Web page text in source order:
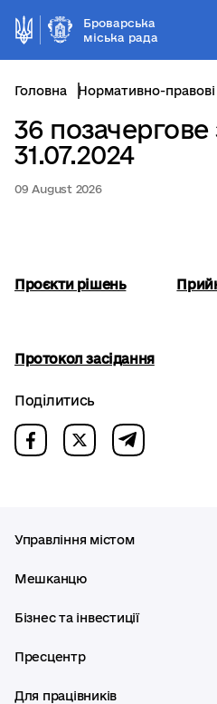
Броварська
міська рада
Головна Нормативно-правові
36 позачергове
31.07.2024
09 August 2026
Проєкти рішень
Протокол засідання
Поділитись
Управління містом
Мешканцю
Бізнес та інвестиції
Пресцентр
Для працівників